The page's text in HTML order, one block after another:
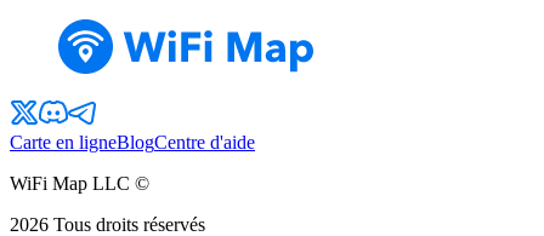
Carte en ligneBlogCentre d'aide
WiFi Map LLC ©
2026 Tous droits réservés